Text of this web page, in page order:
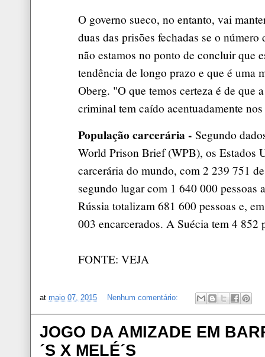
O governo sueco, no entanto, vai
duas das prisões fechadas se o
não estamos no ponto de concluir que
tendência de longo prazo e que é uma
Oberg. "O que temos certeza é de que
criminal tem caído acentuadamente
População carcerária - Segundo
World Prison Brief (WPB), os Estados
carcerária do mundo, com 2 239 751
segundo lugar com 1 640 000 pessoas
Rússia totalizam 681 600 pessoas e,
003 encarcerados. A Suécia tem 4 852
FONTE: VEJA
at maio 07, 2015 Nenhum comentário:
JOGO DA AMIZADE EM
´S X MELÉ´S